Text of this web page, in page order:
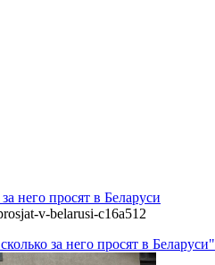
него просят в Беларуси
v-belarusi-c16a512
за него просят в Беларуси"